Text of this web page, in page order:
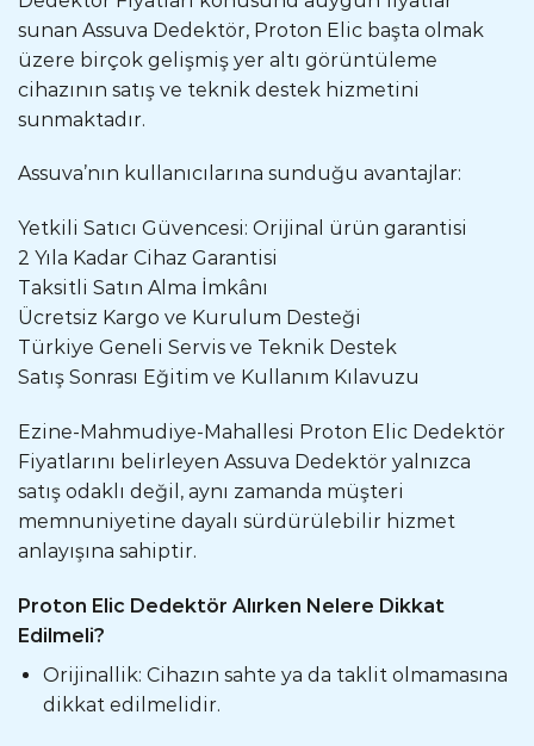
sunan Assuva Dedektör, Proton Elic başta olmak
üzere birçok gelişmiş yer altı görüntüleme
cihazının satış ve teknik destek hizmetini
sunmaktadır.
Assuva’nın kullanıcılarına sunduğu avantajlar:
Yetkili Satıcı Güvencesi: Orijinal ürün garantisi
2 Yıla Kadar Cihaz Garantisi
Taksitli Satın Alma İmkânı
Ücretsiz Kargo ve Kurulum Desteği
Türkiye Geneli Servis ve Teknik Destek
Satış Sonrası Eğitim ve Kullanım Kılavuzu
Ezine-Mahmudiye-Mahallesi Proton Elic Dedektör
Fiyatlarını belirleyen Assuva Dedektör yalnızca
satış odaklı değil, aynı zamanda müşteri
memnuniyetine dayalı sürdürülebilir hizmet
anlayışına sahiptir.
Proton Elic Dedektör Alırken Nelere Dikkat
Edilmeli?
Orijinallik: Cihazın sahte ya da taklit olmamasına
dikkat edilmelidir.